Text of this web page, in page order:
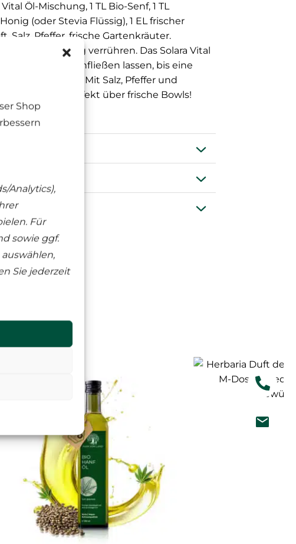
Shop
Analytics),
Für
sowie ggf.
Sie jederzeit
Vital Öl-Mischung, 1 TL Bio-Senf, 1 TL
(oder Stevia Flüssig), 1 EL frischer
Salz, Pfeffer, frische Gartenkräuter.
Senf und Honig verrühren. Das Solara Vital
unter Rühren einfließen lassen, bis eine
entsteht. Mit Salz, Pfeffer und
Perfekt über frische Bowls!